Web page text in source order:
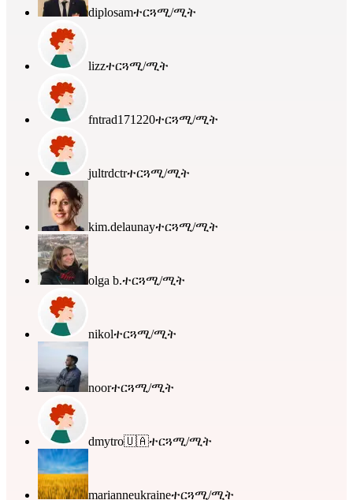
diplosamተርጓሚ/ሚት
lizzተርጓሚ/ሚት
fntrad171220ተርጓሚ/ሚት
jultrdctrተርጓሚ/ሚት
kim.delaunayተርጓሚ/ሚት
olga b.ተርጓሚ/ሚት
nikolተርጓሚ/ሚት
noorተርጓሚ/ሚት
dmytro🇺🇦ተርጓሚ/ሚት
marianneukraineተርጓሚ/ሚት